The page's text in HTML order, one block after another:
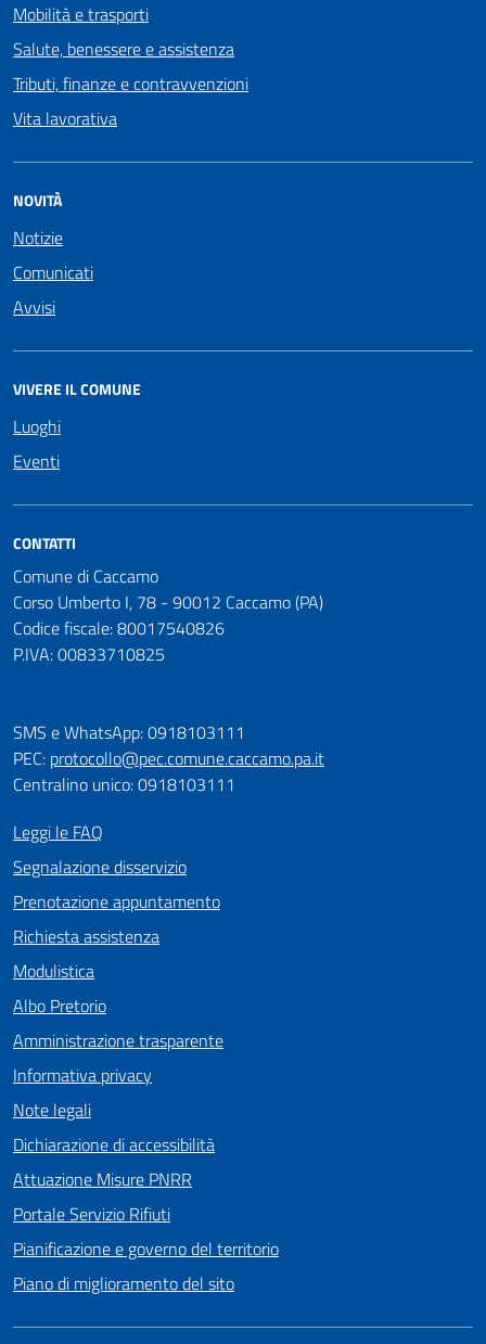
Mobilità e trasporti
Salute, benessere e assistenza
Tributi, finanze e contravvenzioni
Vita lavorativa
NOVITÀ
Notizie
Comunicati
Avvisi
VIVERE IL COMUNE
Luoghi
Eventi
CONTATTI
Comune di Caccamo
Corso Umberto I, 78 - 90012 Caccamo (PA)
Codice fiscale: 80017540826
P.IVA: 00833710825
SMS e WhatsApp: 0918103111
PEC: protocollo@pec.comune.caccamo.pa.it
Centralino unico: 0918103111
Leggi le FAQ
Segnalazione disservizio
Prenotazione appuntamento
Richiesta assistenza
Modulistica
Albo Pretorio
Amministrazione trasparente
Informativa privacy
Note legali
Dichiarazione di accessibilità
Attuazione Misure PNRR
Portale Servizio Rifiuti
Pianificazione e governo del territorio
Piano di miglioramento del sito